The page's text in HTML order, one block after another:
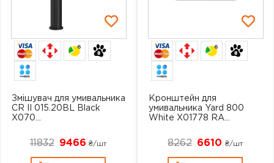
6
Змішувач для умивальника
CR II 015.20BL Black
X070...
11832 9466₴/шт
6
Кронштейн для
умивальника Yard 800
White X01778 RA...
8262 6610 ₴/шт